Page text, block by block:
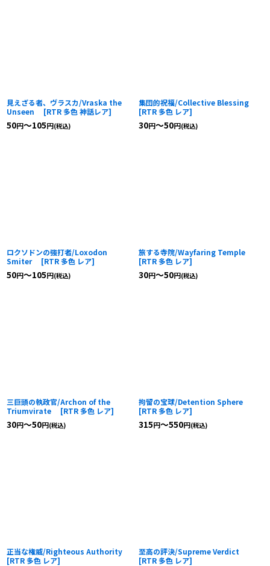
見えざる者、ヴラスカ/Vraska the
Unseen
[RTR 多色 神話レア]
50円～105円(税込)
集団的祝福/Collective Blessing
[RTR 多色 レア]
30円～50円(税込)
ロクソドンの強打者/Loxodon
Smiter
[RTR 多色 レア]
50円～105円(税込)
旅する寺院/Wayfaring Temple
[RTR 多色 レア]
30円～50円(税込)
三巨頭の執政官/Archon of the
Triumvirate
[RTR 多色 レア]
30円～50円(税込)
拘留の宝球/Detention Sphere
[RTR 多色 レア]
315円～550円(税込)
正当な権威/Righteous Authority
[RTR 多色 レア]
至高の評決/Supreme Verdict
[RTR 多色 レア]